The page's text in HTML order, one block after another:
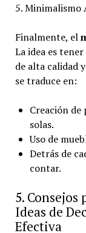
5. Minimalismo
Finalmente, el
La idea es
de alta calidad
se traduce en:
Creación de
solas.
Uso de
Detrás de
contar.
5.
Ideas de
Efectiva